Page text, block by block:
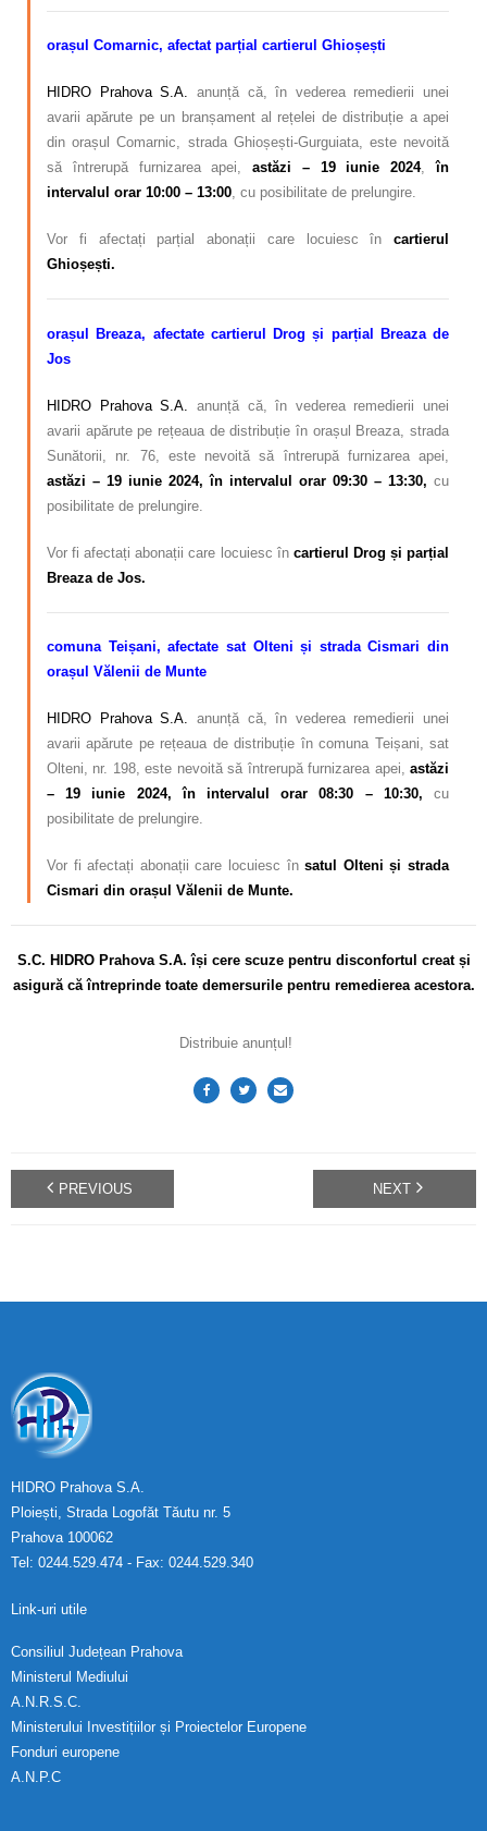
orașul Comarnic, afectat parțial cartierul Ghioșești
HIDRO Prahova S.A. anunță că, în vederea remedierii unei
avarii apărute pe un branșament al rețelei de distribuție a apei
din orașul Comarnic, strada Ghioșești-Gurguiata, este nevoită
să întrerupă furnizarea apei,astăzi – 19 iunie 2024,în
intervalul orar 10:00 – 13:00, cu posibilitate de prelungire.
Vor fi afectați parțial abonații care locuiesc în cartierul
Ghioșești.
orașul Breaza, afectate cartierul Drog și parțial Breaza de
Jos
HIDRO Prahova S.A. anunță că, în vederea remedierii unei
avarii apărute pe rețeaua de distribuție în orașul Breaza, strada
Sunătorii, nr. 76, este nevoită să întrerupă furnizarea apei,
astăzi – 19 iunie 2024, în intervalul orar 09:30 – 13:30, cu
posibilitate de prelungire.
Vor fi afectați abonații care locuiesc încartierul Drog și parțial
Breaza de Jos.
comuna Teișani, afectate sat Olteni și strada Cismari din
orașul Vălenii de Munte
HIDRO Prahova S.A. anunță că, în vederea remedierii unei
avarii apărute pe rețeaua de distribuție în comuna Teișani, sat
Olteni, nr. 198, este nevoită să întrerupă furnizarea apei, astăzi
– 19 iunie 2024, în intervalul orar 08:30 – 10:30, cu
posibilitate de prelungire.
Vor fi afectați abonații care locuiesc însatul Olteni și strada
Cismari din orașul Vălenii de Munte.
S.C. HIDRO Prahova S.A. își cere scuze pentru disconfortul creat și
asigură că întreprinde toate demersurile pentru remedierea acestora.
Distribuie anunțul!
PREVIOUS NEXT
HIDRO Prahova S.A.
Ploiești, Strada Logofăt Tăutu nr. 5
Prahova 100062
Tel: 0244.529.474 - Fax: 0244.529.340
Link-uri utile
Consiliul Județean Prahova
Ministerul Mediului
A.N.R.S.C.
Ministerului Investițiilor și Proiectelor Europene
Fonduri europene
A.N.P.C